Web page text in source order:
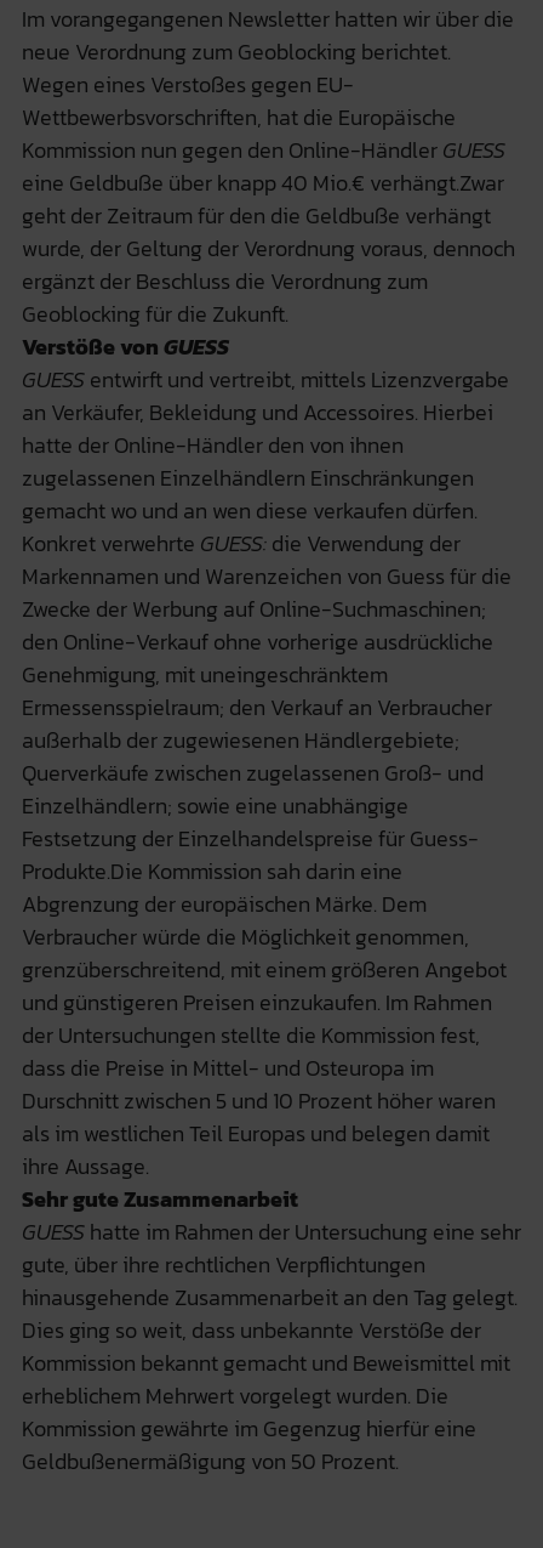
Im vorangegangenen Newsletter hatten wir über die
neue Verordnung zum Geoblocking berichtet.
Wegen eines Verstoßes gegen EU-
Wettbewerbsvorschriften, hat die Europäische
Kommission nun gegen den Online-HändlerGUESS
eine Geldbuße über knapp 40 Mio.€ verhängt.Zwar
geht der Zeitraum für den die Geldbuße verhängt
wurde, der Geltung der Verordnung voraus, dennoch
ergänzt der Beschluss die Verordnung zum
Geoblocking für die Zukunft.
Verstöße vonGUESS
GUESSentwirft und vertreibt, mittels Lizenzvergabe
an Verkäufer, Bekleidung und Accessoires. Hierbei
hatte der Online-Händler den von ihnen
zugelassenen Einzelhändlern Einschränkungen
gemacht wo und an wen diese verkaufen dürfen.
Konkret verwehrte GUESS:die Verwendung der
Markennamen und Warenzeichen von Guess für die
Zwecke der Werbung auf Online-Suchmaschinen;
den Online-Verkauf ohne vorherige ausdrückliche
Genehmigung, mit uneingeschränktem
Ermessensspielraum; den Verkauf an Verbraucher
außerhalb der zugewiesenen Händlergebiete;
Querverkäufe zwischen zugelassenen Groß- und
Einzelhändlern; sowie eine unabhängige
Festsetzung der Einzelhandelspreise für Guess-
Produkte.Die Kommission sah darin eine
Abgrenzung der europäischen Märke. Dem
Verbraucher würde die Möglichkeit genommen,
grenzüberschreitend, mit einem größeren Angebot
und günstigeren Preisen einzukaufen. Im Rahmen
der Untersuchungen stellte die Kommission fest,
dass die Preise in Mittel- und Osteuropa im
Durschnitt zwischen 5 und 10 Prozent höher waren
als im westlichen Teil Europas und belegen damit
ihre Aussage.
Sehr gute Zusammenarbeit
GUESShatte im Rahmen der Untersuchung eine sehr
gute, über ihre rechtlichen Verpflichtungen
hinausgehende Zusammenarbeit an den Tag gelegt.
Dies ging so weit, dass unbekannte Verstöße der
Kommission bekannt gemacht und Beweismittel mit
erheblichem Mehrwert vorgelegt wurden. Die
Kommission gewährte im Gegenzug hierfür eine
Geldbußenermäßigung von 50 Prozent.